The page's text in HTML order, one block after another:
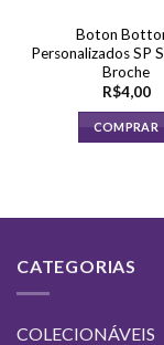
Boton
Personalizados SP
Broche
R$4,00
COMPRAR
CATEGORIAS
COLECIONÁVEIS